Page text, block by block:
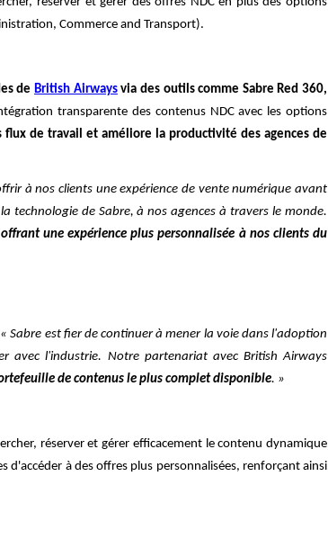
Commerce and Transport).
de British Airwaysvia des outils comme Sabre Red 360,
transparente des contenus NDC avec les options
flux de travail et améliore la productivité des agences de
à nos clients une expérience de vente numérique avant
technologie de Sabre, à nos agences à travers le monde.
une expérience plus personnalisée à nos clients du
« Sabre est fier de continuer à mener la voie dans l'adoption
avec l'industrie. Notre partenariat avec British Airways
de contenus le plus complet disponible. »
réserver et gérer efficacement le contenu dynamique
d'accéder à des offres plus personnalisées, renforçant ainsi